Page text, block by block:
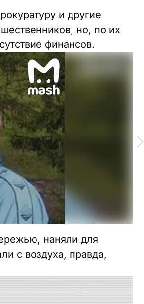
и другие
но, по их
финансов.
наняли для
с воздуха, правда,